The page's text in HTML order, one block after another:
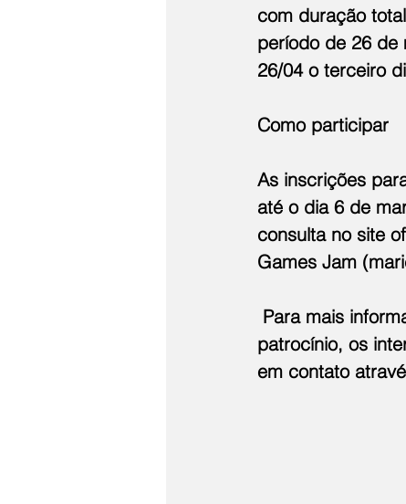
com duração
período de 26 de
26/04 o terceiro
Como participar
As inscrições
até o dia 6 de
consulta no site
Games Jam (
Para mais
patrocínio, os
em contato